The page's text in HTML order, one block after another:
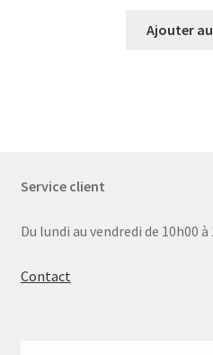
Ajouter
Service client
Du lundi au vendredi de 10h00 à
Contact